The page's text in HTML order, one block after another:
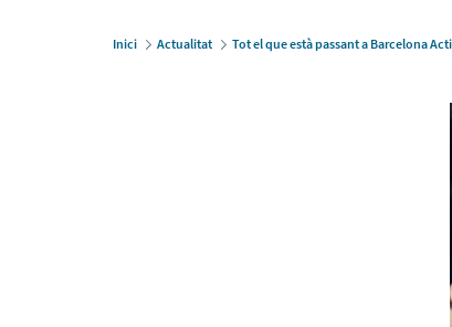
Inici Actualitat Tot el que està passant a Barcelona